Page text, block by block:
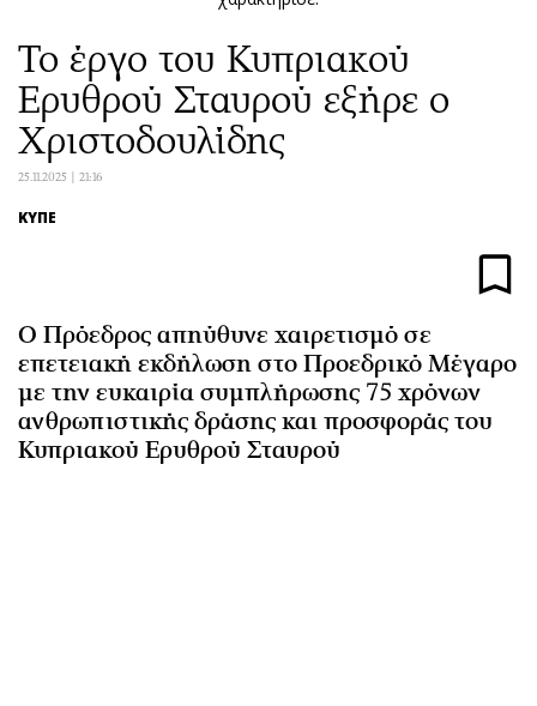
Αθλητισμός
Κύπρος
Ελλάδα
Διεθνή
Επιχειρήσεις
Αγορές
Money Review
AstroBank Properties
Geek
Νέα
Κινητά-tablets
Γενικά
Αναδρομές
Πρόσωπα
Περιβάλλον
Το έργο του Κυπριακού
Ερυθρού Σταυρού εξήρε ο
Χριστοδουλίδης
25.11.2025 | 21:16
ΚΥΠΕ
Ο Πρόεδρος απηύθυνε χαιρετισμό σε
επετειακή εκδήλωση στο Προεδρικό Μέγαρο
με την ευκαιρία συμπλήρωσης 75 χρόνων
ανθρωπιστικής δράσης και προσφοράς του
Κυπριακού Ερυθρού Σταυρού